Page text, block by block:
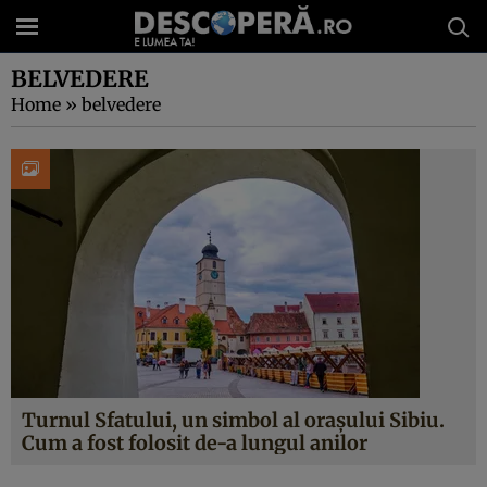
BELVEDERE
Home » belvedere
Turnul Sfatului, un simbol al orașului Sibiu.
Cum a fost folosit de-a lungul anilor